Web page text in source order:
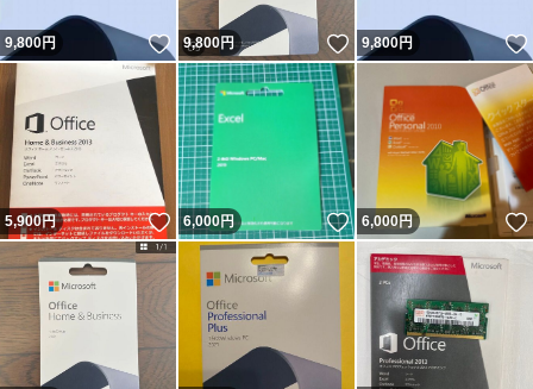
9,800円 いいね！
9,800円 いいね！
9,800円
5,900円 いいね！
6,000円 いいね！
6,000円